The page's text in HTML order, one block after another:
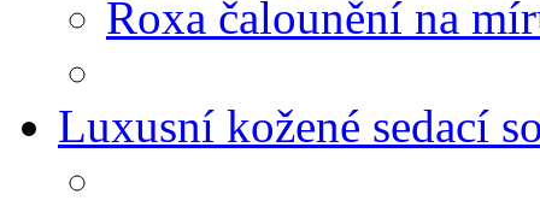
Roxa čalounění na
Luxusní kožené sedací